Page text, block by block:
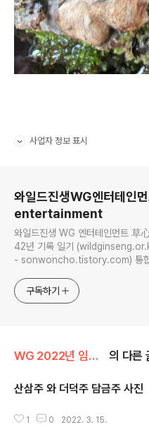
사업자 정보 표시
와일드진생WG엔터테인
entertainment
와일드진생 WG 엔터테인먼트 草
42년 기록 일기 (wildginseng.or.kr -
- sonwoncho.tistory.com) 통
구독하기
WG 2022년 임인년 기록 의 다른
산삼주 와 더덕주 담금주 사진
1 0 2022. 3. 15.